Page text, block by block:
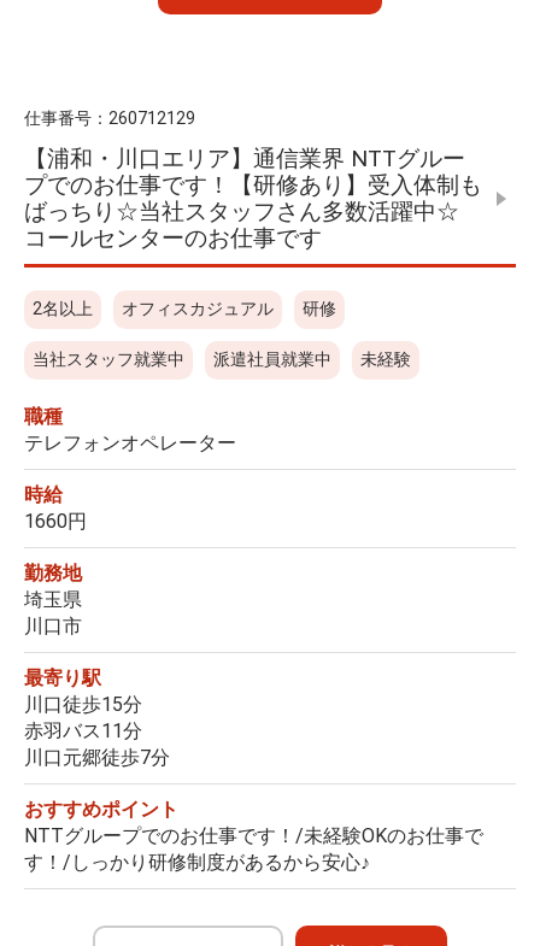
仕事番号： 260712129
【浦和・川口エリア】通信業界 NTTグルー
プでのお仕事です！【研修あり】受入体制も
ばっちり☆当社スタッフさん多数活躍中☆
コールセンターのお仕事です
2名以上 オフィスカジュアル 研修
当社スタッフ就業中 派遣社員就業中 未経験
職種
テレフォンオペレーター
時給
1660円
勤務地
埼玉県
川口市
最寄り駅
川口徒歩15分
赤羽バス11分
川口元郷徒歩7分
おすすめポイント
NTTグループでのお仕事です！/未経験OKのお仕事で
す！/しっかり研修制度があるから安心♪